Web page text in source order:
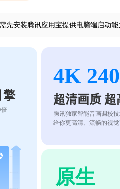
先安装腾讯应用宝提供电脑端启动
擎
4K
超清画质
腾讯独家智能音画调校
给你更高清、流畅的视
原生